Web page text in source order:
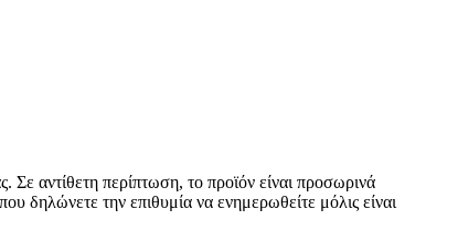
αντίθετη περίπτωση, το προϊόν είναι προσωρινά
δηλώνετε την επιθυμία να ενημερωθείτε μόλις είναι